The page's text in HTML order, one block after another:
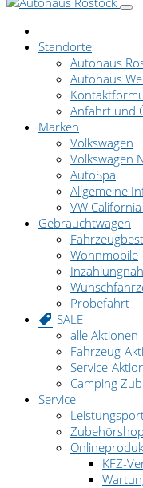
Standorte
Autohaus
Autohaus
Anfahrt und
Marken
Volkswagen
Volkswagen
AutoSpa
Allgemeine
VW
Gebrauchtwagen
Wohnmobile
Probefahrt
SALE
alle Aktionen
Fahrzeug-
Service-
Camping
Service
Zubehörshop
KFZ-